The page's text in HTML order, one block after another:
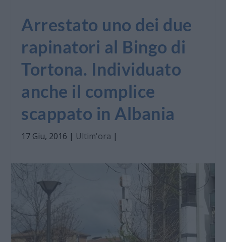
Arrestato uno dei due
rapinatori al Bingo di
Tortona. Individuato
anche il complice
scappato in Albania
17 Giu, 2016 | Ultim'ora |